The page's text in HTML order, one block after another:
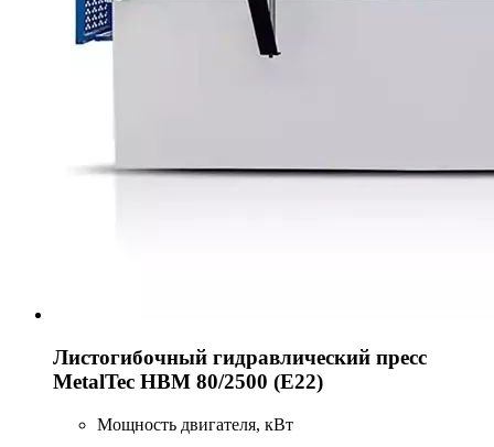
Листогибочный гидравлический пресс
MetalTec HBM 80/2500 (E22)
Мощность двигателя, кВт